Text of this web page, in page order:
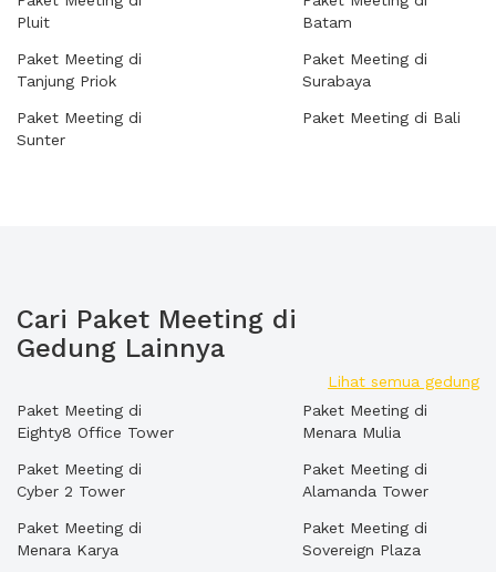
Pluit
Paket Meeting di
Tanjung Priok
Paket Meeting di
Sunter
Batam
Paket Meeting di
Surabaya
Paket Meeting di Bali
Cari Paket Meeting di
Gedung Lainnya
Lihat semua gedung
Paket Meeting di
Eighty8 Office Tower
Paket Meeting di
Cyber 2 Tower
Paket Meeting di
Menara Karya
Paket Meeting di
Menara Mulia
Paket Meeting di
Alamanda Tower
Paket Meeting di
Sovereign Plaza